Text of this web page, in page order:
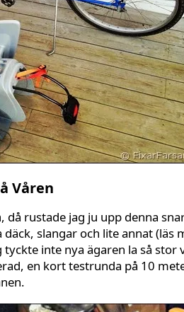
Våren
rustade jag ju upp denna
slangar och lite annat (läs
tyckte inte nya ägaren la så stor
en kort testrunda på 10